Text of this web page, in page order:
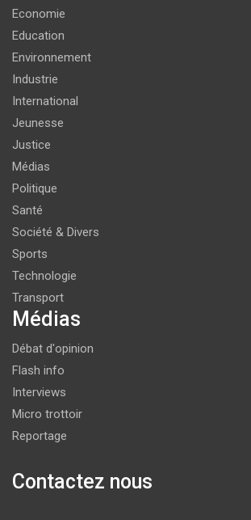
Economie
Education
Environnement
Industrie
International
Jeunesse
Justice
Médias
Politique
Santé
Société & Divers
Sports
Technologie
Transport
Médias
Débat d'opinion
Flash info
Interviews
Micro trottoir
Reportage
Contactez nous